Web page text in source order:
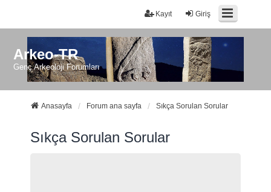
Giriş
Kayıt
Arkeo-TR
Genç Arkeoloji Forumları
Anasayfa Forum ana sayfa Sıkça Sorulan Sorular
Sıkça Sorulan Sorular